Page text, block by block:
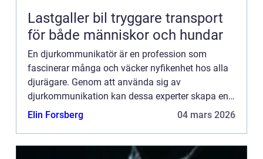
Lastgaller bil tryggare transport
för både människor och hundar
En djurkommunikatör är en profession som
fascinerar många och väcker nyfikenhet hos alla
djurägare. Genom att använda sig av
djurkommunikation kan dessa experter skapa en
unik förståelse mellan människor...
Elin Forsberg 04 mars 2026